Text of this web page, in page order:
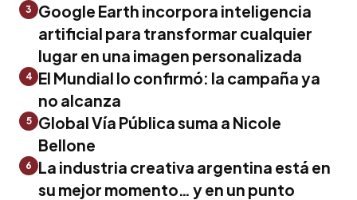
3
Google Earth incorpora inteligencia
artificial para transformar cualquier
lugar en una imagen personalizada
4 El Mundial lo confirmó: la campaña ya
no alcanza
5
Global Vía Pública suma a Nicole
Bellone
6
La industria creativa argentina está en
su mejor momento… y en un punto